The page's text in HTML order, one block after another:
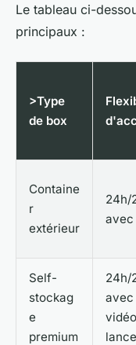
Le tableau ci-
principaux :
>Type
de box
Containe
r
extérieur
24h/
avec
Self-
stockag
e
premium
24h/
avec
lance